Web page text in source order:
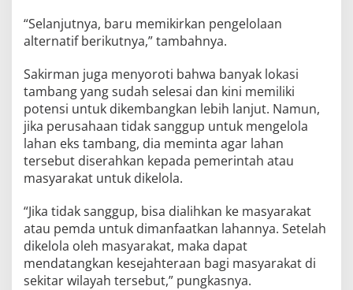
“Selanjutnya, baru memikirkan pengelolaan
alternatif berikutnya,” tambahnya.
Sakirman juga menyoroti bahwa banyak lokasi
tambang yang sudah selesai dan kini memiliki
potensi untuk dikembangkan lebih lanjut. Namun,
jika perusahaan tidak sanggup untuk mengelola
lahan eks tambang, dia meminta agar lahan
tersebut diserahkan kepada pemerintah atau
masyarakat untuk dikelola.
“Jika tidak sanggup, bisa dialihkan ke masyarakat
atau pemda untuk dimanfaatkan lahannya. Setelah
dikelola oleh masyarakat, maka dapat
mendatangkan kesejahteraan bagi masyarakat di
sekitar wilayah tersebut,” pungkasnya.